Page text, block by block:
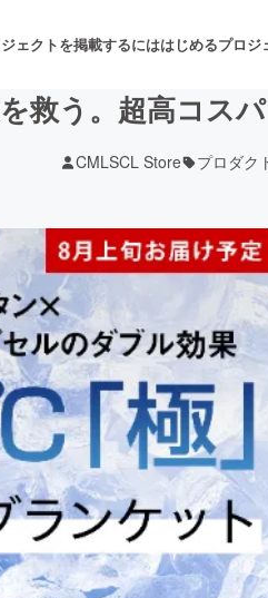
ェクトを掲載するにははじめるプロジ
舞
ービス開発 フ
出版
ビ
for Social Good
救う。超高コス
CMLSCL Store プロダク